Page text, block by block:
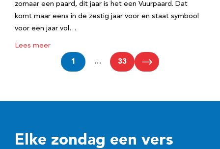
zomaar een paard, dit jaar is het een Vuurpaard. Dat
komt maar eens in de zestig jaar voor en staat symbool
voor een jaar vol…
Lees meer
1 … 33
Elke zondag een vers